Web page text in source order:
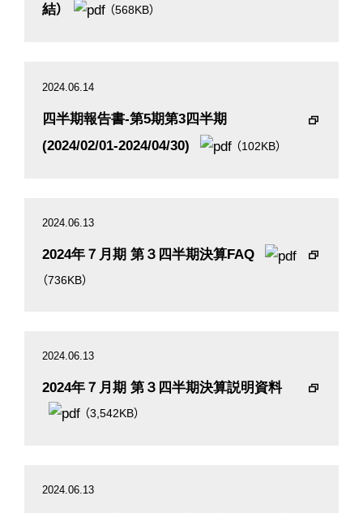
結）
（568KB）
2024.06.14
四半期報告書-第5期第3四半期
(2024/02/01-2024/04/30)
（102KB）
2024.06.13
2024年７月期 第３四半期決算FAQ
（736KB）
2024.06.13
2024年７月期 第３四半期決算説明資料
（3,542KB）
2024.06.13